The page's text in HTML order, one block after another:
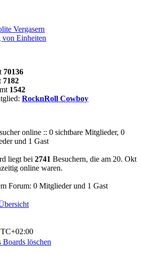
Vergasern
von Einheiten
70136
7182
1542
RocknRoll Cowboy
online :: 0 sichtbare Mitglieder, 0
und 1 Gast
liegt bei 2741 Besuchern, die am 20. Okt
online waren.
Forum: 0 Mitglieder und 1 Gast
löschen